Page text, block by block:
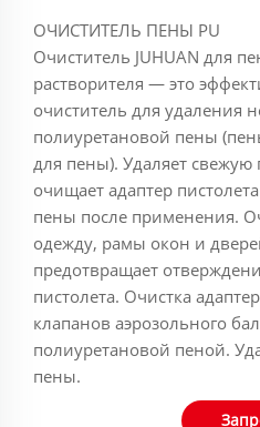
ОЧИСТИТЕЛЬ ПЕНЫ PU
Очиститель JUHUAN для
растворителя — это
очиститель для удаления
полиуретановой пены
для пены). Удаляет
очищает адаптер
пены после применения.
одежду, рамы окон и
предотвращает
пистолета. Очистка
клапанов аэрозольного
полиуретановой пеной.
пены.